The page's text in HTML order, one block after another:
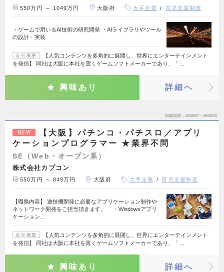
550万円 ～ 1049万円 大阪府 大手企業 育児支援制度
・ゲームで用いるAI技術の研究開発 ・AIライブラリやツール
の設計・実装
会社概要
【人気コンテンツを多角的に展開し、世界にエンターテインメント
を発信】 同社は大阪に本社を置くゲームソフトメーカーであり、「…
興味あり 詳細へ
掲載期間 26/08/07～26/08/20
NEW
【大阪】パチンコ・パチスロ／アプリ
ケーションプログラマー ★業界不問
SE（Web・オープン系）
株式会社カプコン
550万円 ～ 849万円 大阪府 大手企業 育児支援制度
【職務内容】 遊技機開発に必要なアプリケーション制作や
ネットワーク開発をご担当頂きます。 ・Windowsアプリ
ケーション…
会社概要
【人気コンテンツを多角的に展開し、世界にエンターテインメント
を発信】 同社は大阪に本社を置くゲームソフトメーカーであり、「…
興味あり 詳細へ